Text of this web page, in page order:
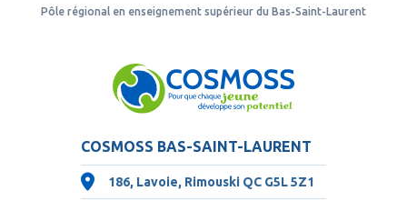
Pôle régional en enseignement supérieur du Bas-Saint-Laurent
COSMOSS BAS-SAINT-LAURENT
186, Lavoie, Rimouski QC G5L 5Z1